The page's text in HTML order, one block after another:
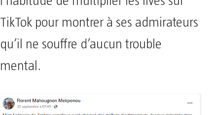
TikTok pour montrer à ses admirateurs
qu’il ne souffre d’aucun trouble
mental.